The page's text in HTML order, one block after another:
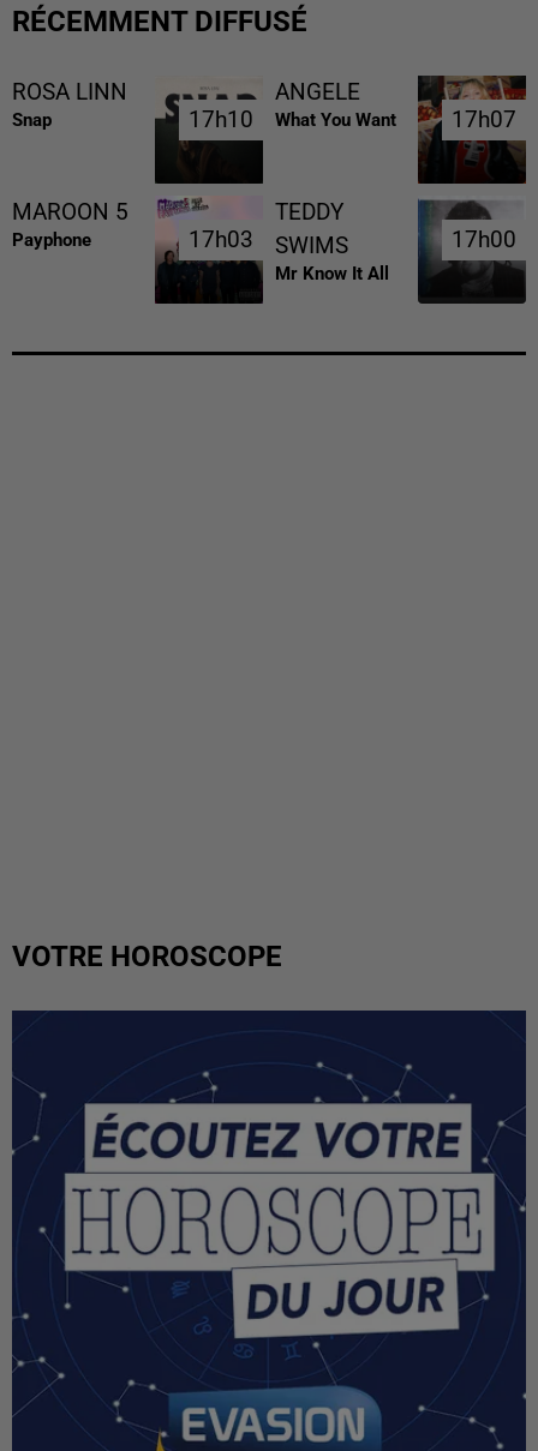
RÉCEMMENT DIFFUSÉ
ROSA LINN
Snap 17h10
17h10
ANGELE
What You Want 17h07
17h07
MAROON 5
Payphone 17h03
17h03
TEDDY
SWIMS
Mr Know It All
17h00
17h00
VOTRE HOROSCOPE